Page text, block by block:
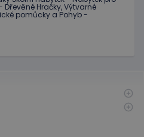
Dřevěné Hračky,Výtvarné
pomůcky a Pohyb-